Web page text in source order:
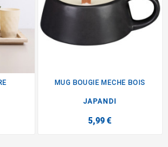
MUG BOUGIE MECHE BOIS
JAPANDI
5,99 €